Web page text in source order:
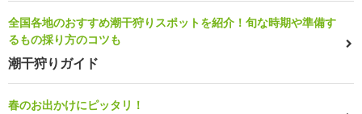
全国各地のおすすめ潮干狩りスポットを紹介！旬な時期や準備す
るもの採り方のコツも
潮干狩りガイド
春のお出かけにピッタリ！